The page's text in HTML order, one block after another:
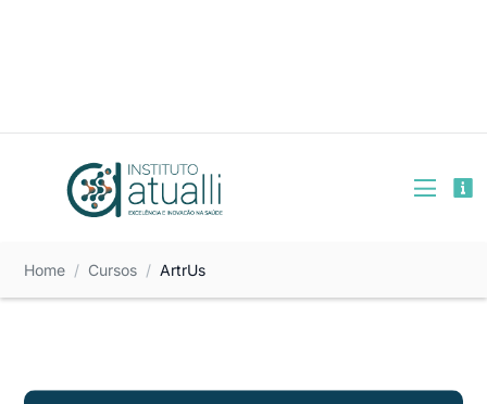
Home Cursos ArtrUs